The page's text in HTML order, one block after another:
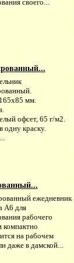
своего...
мм.
офсет, 65 г/м2.
одну краску.
ежедневник
А6 для
рабочего
компактно
на рабочем
даже в дамской...